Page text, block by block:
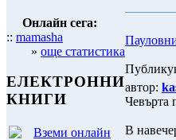
Онлайн сега:
:: mamasha
» още статистика
ЕЛЕКТРОННИ
КНИГИ
автор:
Чевърта
В